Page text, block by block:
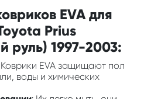
EVA для
Prius
руль) 1997-2003:
Коврики EVA защищают пол
воды и химических